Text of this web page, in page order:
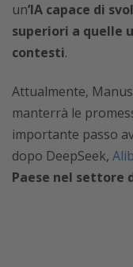
un’IA capace di
superiori a quelle
contesti.
Attualmente,
manterrà le
importante passo
dopo DeepSeek,
Paese nel settore